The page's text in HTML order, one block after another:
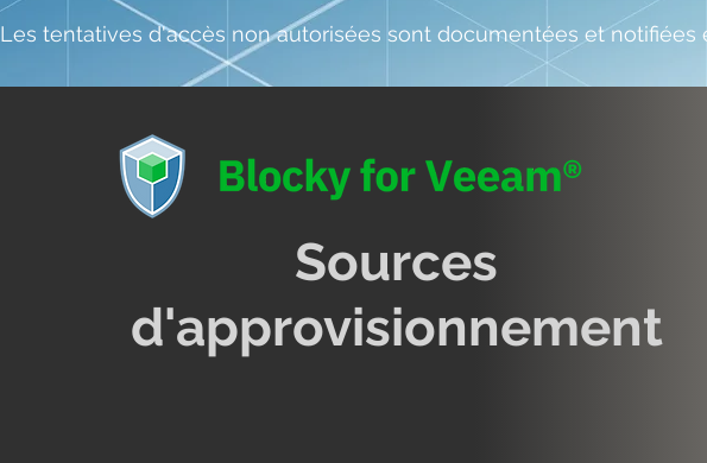
Les tentatives d'accès non autorisées sont documentées et notifiées
Sources
d'approvisionnement